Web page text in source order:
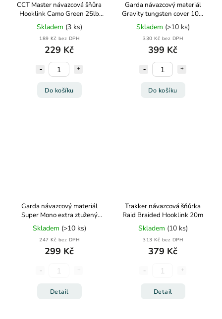
CCT Master návazcová šňůra
Hooklink Camo Green 25lb
11,3kg 20m
Skladem (3 ks)
189 Kč bez DPH
229 Kč
Do košíku
Garda návazcový materiál
Gravity tungsten cover 10m
25lb
Skladem (>10 ks)
330 Kč bez DPH
399 Kč
Do košíku
Garda návazcový materiál
Super Mono extra ztužený
50m
Skladem (>10 ks)
247 Kč bez DPH
299 Kč
Detail
Trakker návazcová šňůrka
Raid Braided Hooklink 20m
Skladem (10 ks)
313 Kč bez DPH
379 Kč
Detail